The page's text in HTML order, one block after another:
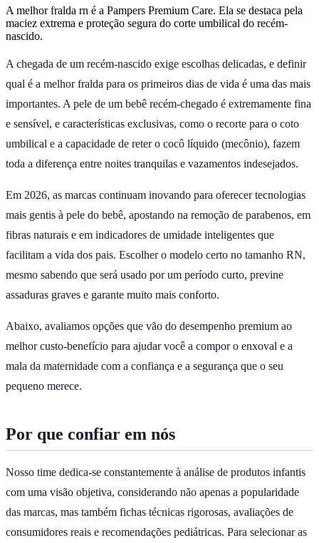
A melhor fralda rn é a Pampers Premium Care. Ela se destaca pela
maciez extrema e proteção segura do corte umbilical do recém-
nascido.
A chegada de um recém-nascido exige escolhas delicadas, e definir
qual é a melhor fralda para os primeiros dias de vida é uma das mais
importantes. A pele de um bebê recém-chegado é extremamente fina
e sensível, e características exclusivas, como o recorte para o coto
umbilical e a capacidade de reter o cocô líquido (mecônio), fazem
toda a diferença entre noites tranquilas e vazamentos indesejados.
Em 2026, as marcas continuam inovando para oferecer tecnologias
mais gentis à pele do bebê, apostando na remoção de parabenos, em
fibras naturais e em indicadores de umidade inteligentes que
facilitam a vida dos pais. Escolher o modelo certo no tamanho RN,
mesmo sabendo que será usado por um período curto, previne
assaduras graves e garante muito mais conforto.
Abaixo, avaliamos opções que vão do desempenho premium ao
melhor custo-benefício para ajudar você a compor o enxoval e a
mala da maternidade com a confiança e a segurança que o seu
pequeno merece.
Por que confiar em nós
Nosso time dedica-se constantemente à análise de produtos infantis
com uma visão objetiva, considerando não apenas a popularidade
das marcas, mas também fichas técnicas rigorosas, avaliações de
consumidores reais e recomendações pediátricas. Para selecionar as